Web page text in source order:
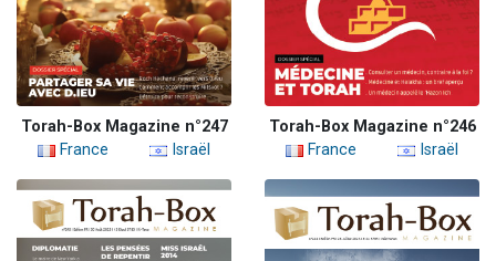
Torah-Box Magazine n°247
France
Israël
Torah-Box Magazine n°246
France
Israël